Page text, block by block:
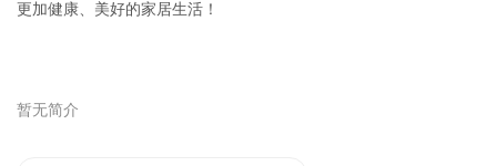
更加健康、美好的家居生活！
暂无简介